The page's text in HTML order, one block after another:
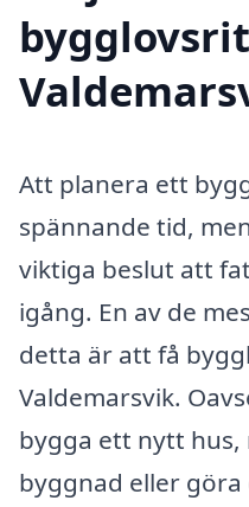
Att planera ett
spännande tid,
viktiga beslut att
igång. En av de
detta är att få
Valdemarsvik.
bygga ett nytt
byggnad eller